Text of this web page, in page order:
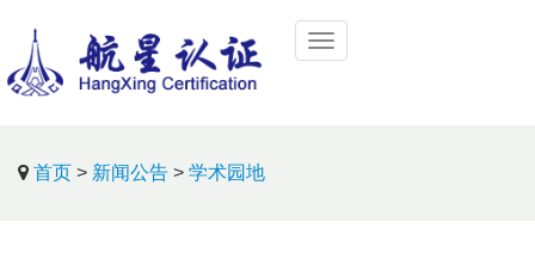
首页 > 新闻公告 > 学术园地